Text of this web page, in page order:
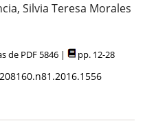
Silvia Teresa Morales
de PDF 5846 | pp. 12-28